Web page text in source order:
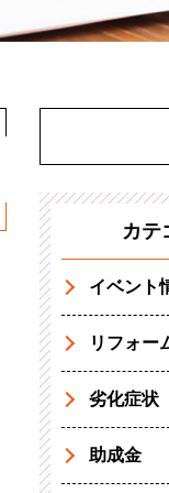
カテ
イベント
リフォー
劣化症状
助成金